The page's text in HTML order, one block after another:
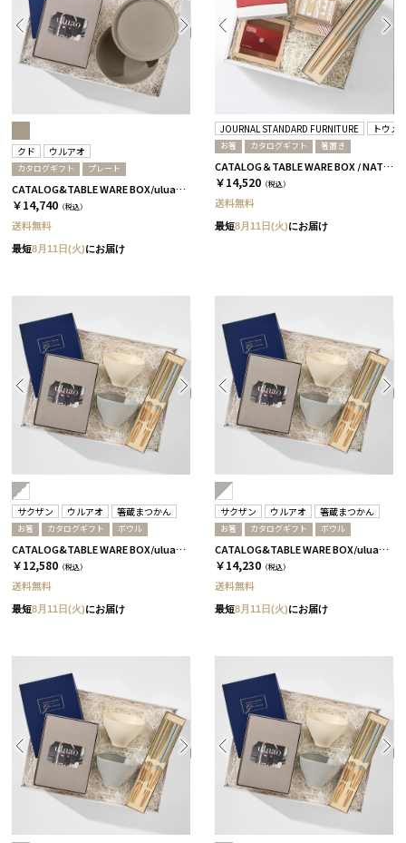
クド ウルアオ
カタログギフト プレート
CATALOG&TABLE WARE BOX/uluao/9°/茶大色/全5種 ザグーアン
￥14,740 （税込）
送料無料
最短8月11日(火)にお届け
JOURNAL STANDARD FURNITURE トウメ
お箸 カタログギフト 箸置き
CATALOG＆TABLE WARE BOX / NATURAL / 浜色＆雲色 / 桜
￥14,520 （税込）
送料無料
最短8月11日(火)にお届け
サクザン ウルアオ 箸蔵まつかん
お箸 カタログギフト ボウル
CATALOG&TABLE WARE BOX/uluao/グレー＆ホワイト/浜色＆雲色/ フロレンツィア
￥12,580 （税込）
送料無料
最短8月11日(火)にお届け
サクザン ウルアオ 箸蔵まつかん
お箸 カタログギフト ボウル
CATALOG&TABLE WARE BOX/uluao/グレー＆ホワイト/浜色＆雲色/ バジーリア
￥14,230 （税込）
送料無料
最短8月11日(火)にお届け